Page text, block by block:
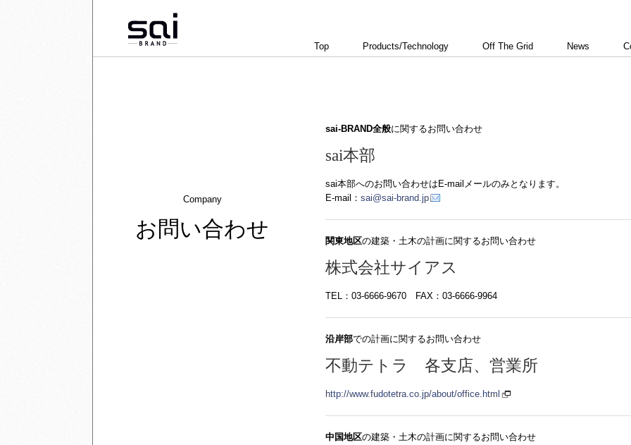
Top Products/Technology Off The Grid News
sai-BRAND全般に関するお問い合わせ
sai本部
sai本部へのお問い合わせはE-mailメールのみとなります。
E-mail： sai@sai-brand.jp
関東地区の建築・土木の計画に関するお問い合わせ
株式会社サイアス
TEL：03-6666-9670 FAX：03-6666-9964
沿岸部での計画に関するお問い合わせ
不動テトラ 各支店、営業所
http://www.fudotetra.co.jp/about/office.html
中国地区の建築・土木の計画に関するお問い合わせ
Company
お問い合わせ